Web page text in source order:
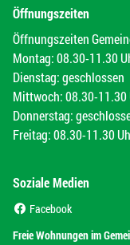
Öffnungszeiten
Öffnungszeiten
Montag: 08.30-11.30
Dienstag: geschlossen
Mittwoch: 08.30-11.30
Donnerstag:
Freitag: 08.30-11.30
Soziale Medien
Facebook
Freie Wohnungen im